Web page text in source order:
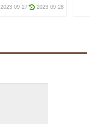
2023-09-27 2023-09-28